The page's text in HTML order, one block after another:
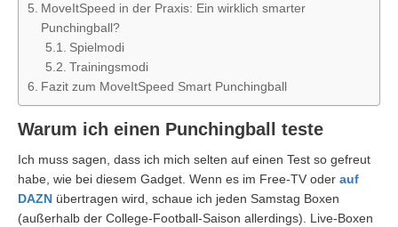
MoveItSpeed in der Praxis: Ein wirklich smarter
Punchingball?
Spielmodi
Trainingsmodi
Fazit zum MoveItSpeed Smart Punchingball
Warum ich einen Punchingball teste
Ich muss sagen, dass ich mich selten auf einen Test so gefreut
habe, wie bei diesem Gadget. Wenn es im Free-TV oder auf
DAZN übertragen wird, schaue ich jeden Samstag Boxen
(außerhalb der College-Football-Saison allerdings). Live-Boxen